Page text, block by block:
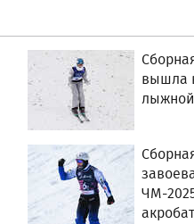
вышла
ЧМ-